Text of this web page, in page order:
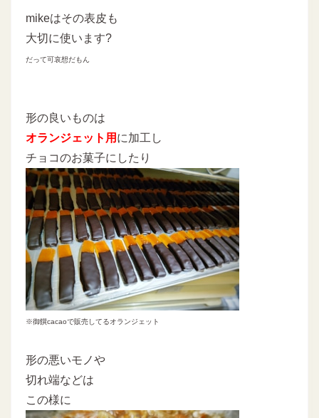
mikeはその表皮も
大切に使います?
だって可哀想だもん
形の良いものは
オランジェット用 に加工し
チョコのお菓子にしたり
※御饌cacaoで販売してるオランジェット
形の悪いモノや
切れ端などは
この様に